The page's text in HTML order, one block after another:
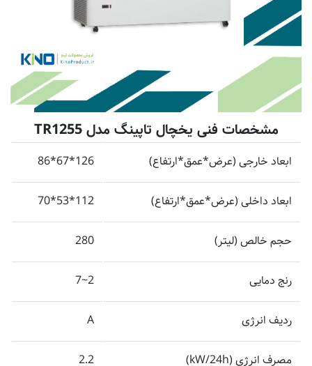
مشخصات فنی یخچال تاپینگ مدل TR1255
ابعاد خارجی (عرض*عمق*ارتفاع) 126*67*86
ابعاد داخلی (عرض*عمق*ارتفاع) 112*53*70
حجم خالص (لیتر) 280
رنج دمایی 2~7
ردیف انرژی A
مصرف انرژی (kW/24h) 2.2